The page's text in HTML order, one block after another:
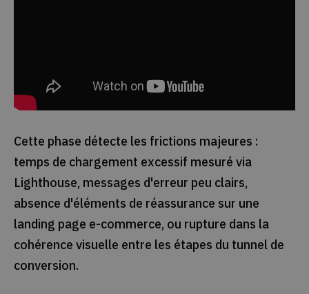
Cette phase détecte les frictions majeures :
temps de chargement excessif mesuré via
Lighthouse, messages d'erreur peu clairs,
absence d'éléments de réassurance sur une
landing page e-commerce, ou rupture dans la
cohérence visuelle entre les étapes du tunnel de
conversion.